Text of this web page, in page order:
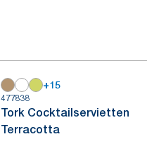
+15
477838
Tork Cocktailservietten
Terracotta